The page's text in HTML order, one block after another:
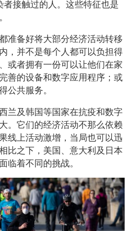
接触过的人。这些特征也是
准备好将大部分经济活动转移
，并不是每个人都可以负担得
或者拥有一份可以让他们在家
善的设备和数字应用程序；或
公共服务。
兰及韩国等国家在抗疫和数字
。它们的经济活动不那么依赖
线上活动激增，当局也可以迅
比之下，美国、意大利及日本
临着不同的挑战。